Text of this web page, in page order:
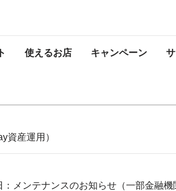
使えるお店 キャンペーン
プレスリリー
資産運用）
メンテナンスのお知らせ（一部金融機